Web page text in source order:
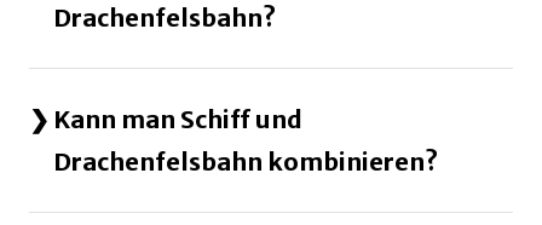
Drachenfelsbahn?
Kann man Schiff und
Drachenfelsbahn kombinieren?